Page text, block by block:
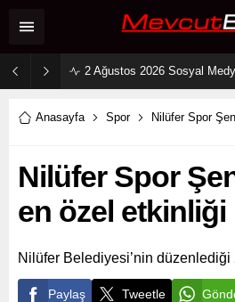
Anasayfa Spor Nilüfer Spor
Nilüfer Spor
en özel etkinliği
Nilüfer Belediyesi’nin düzenlediği
Paylaş Tweetle